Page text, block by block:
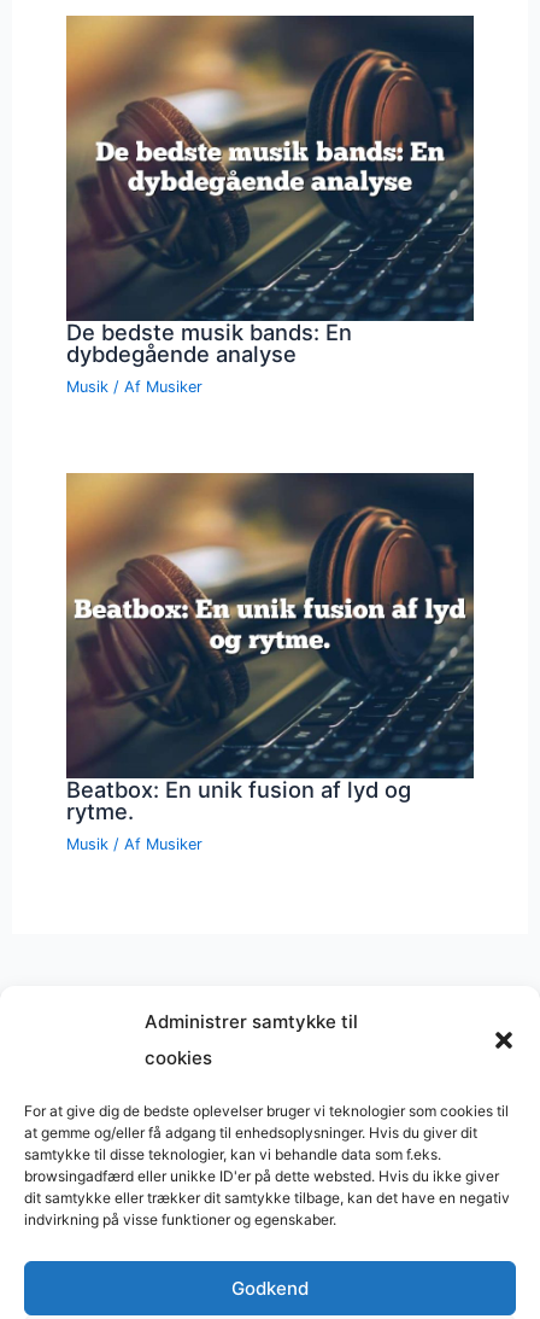
Administrer samtykke til
cookies
For at give dig de bedste oplevelser bruger vi teknologier som cookies til
at gemme og/eller få adgang til enhedsoplysninger. Hvis du giver dit
samtykke til disse teknologier, kan vi behandle data som f.eks.
browsingadfærd eller unikke ID'er på dette websted. Hvis du ikke giver
dit samtykke eller trækker dit samtykke tilbage, kan det have en negativ
indvirkning på visse funktioner og egenskaber.
Godkend
De bedste musik bands: En
dybdegående analyse
Musik / Af Musiker
Beatbox: En unik fusion af lyd og
rytme.
Musik / Af Musiker
Musik på
Copyright © 2026 BasimWorld
Udviklet afWebbureau.dk
Bygget medWordPress
Restaurant